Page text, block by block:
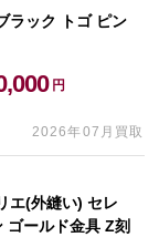
ラック トゴ ピン
円
2026年07月買取
エ(外縫い) セレ
ゴールド金具 Z刻